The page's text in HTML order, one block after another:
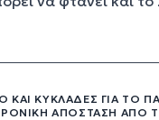
ΚΥΚΛΆΔΕΣ ΓΙΑ ΤΟ
ΑΠΌΣΤΑΣΗ ΑΠΌ